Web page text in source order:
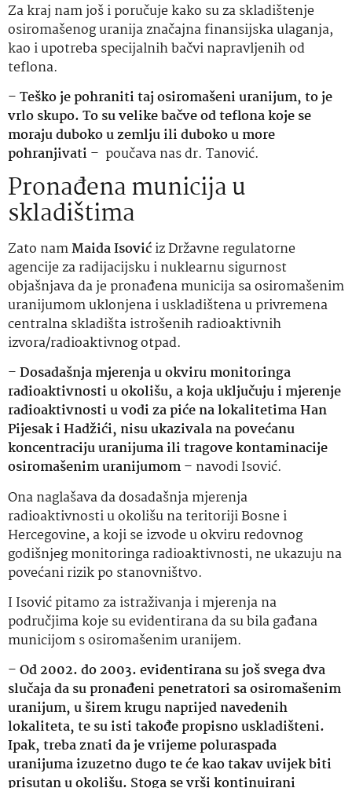
Za kraj nam još i poručuje kako su za skladištenje
osiromašenog uranija značajna finansijska ulaganja,
kao i upotreba specijalnih bačvi napravljenih od
teflona.
–Teško je pohraniti taj osiromašeni uranijum, to je
vrlo skupo. To su velike bačve od teflona koje se
moraju duboko u zemlju ili duboko u more
pohranjivati– poučava nas dr. Tanović.
Pronađena municija u
skladištima
Zato namMaida Isovićiz Državne regulatorne
agencije za radijacijsku i nuklearnu sigurnost
objašnjava da je pronađena municija sa osiromašenim
uranijumom uklonjena i uskladištena u privremena
centralna skladišta istrošenih radioaktivnih
izvora/radioaktivnog otpad.
–Dosadašnja mjerenja u okviru monitoringa
radioaktivnosti u okolišu, a koja uključuju i mjerenje
radioaktivnosti u vodi za piće na lokalitetima Han
Pijesak i Hadžići, nisu ukazivala na povećanu
koncentraciju uranijuma ili tragove kontaminacije
osiromašenim uranijumom– navodi Isović.
Ona naglašava da dosadašnja mjerenja
radioaktivnosti u okolišu na teritoriji Bosne i
Hercegovine, a koji se izvode u okviru redovnog
godišnjeg monitoringa radioaktivnosti, ne ukazuju na
povećani rizik po stanovništvo.
I Isović pitamo za istraživanja i mjerenja na
područjima koje su evidentirana da su bila gađana
municijom s osiromašenim uranijem.
–Od 2002. do 2003. evidentirana su još svega dva
slučaja da su pronađeni penetratori sa osiromašenim
uranijum, u širem krugu naprijed navedenih
lokaliteta, te su isti takođe propisno uskladišteni.
Ipak, treba znati da je vrijeme poluraspada
uranijuma izuzetno dugo te će kao takav uvijek biti